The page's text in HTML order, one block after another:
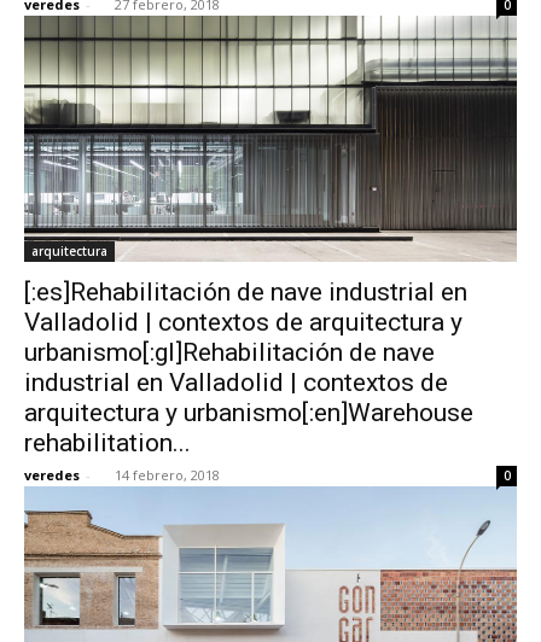
veredes - 27 febrero, 2018 0
arquitectura
[:es]Rehabilitación de nave industrial en
Valladolid | contextos de arquitectura y
urbanismo[:gl]Rehabilitación de nave
industrial en Valladolid | contextos de
arquitectura y urbanismo[:en]Warehouse
rehabilitation...
veredes - 14 febrero, 2018 0